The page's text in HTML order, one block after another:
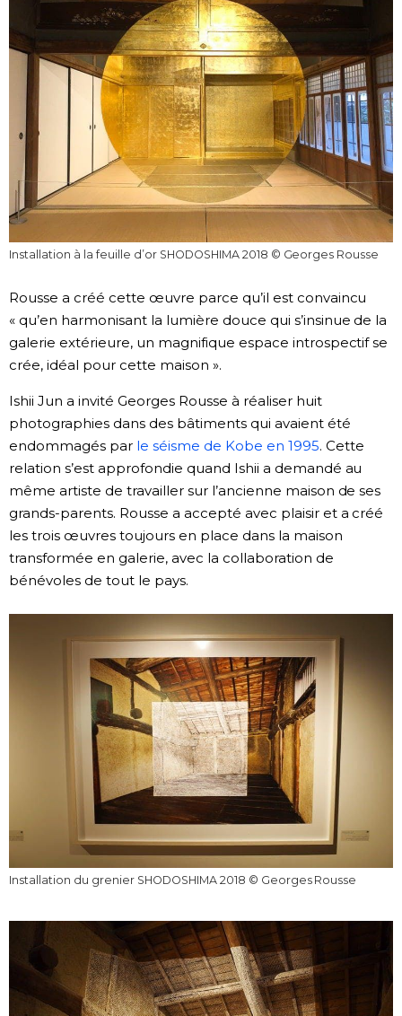
Installation à la feuille d’or SHODOSHIMA 2018 © ️Georges Rousse
Rousse a créé cette œuvre parce qu’il est convaincu
« qu’en harmonisant la lumière douce qui s’insinue de la
galerie extérieure, un magnifique espace introspectif se
crée, idéal pour cette maison ».
Ishii Jun a invité Georges Rousse à réaliser huit
photographies dans des bâtiments qui avaient été
endommagés par le séisme de Kobe en 1995. Cette
relation s’est approfondie quand Ishii a demandé au
même artiste de travailler sur l’ancienne maison de ses
grands-parents. Rousse a accepté avec plaisir et a créé
les trois œuvres toujours en place dans la maison
transformée en galerie, avec la collaboration de
bénévoles de tout le pays.
Installation du grenier SHODOSHIMA 2018 © ️Georges Rousse